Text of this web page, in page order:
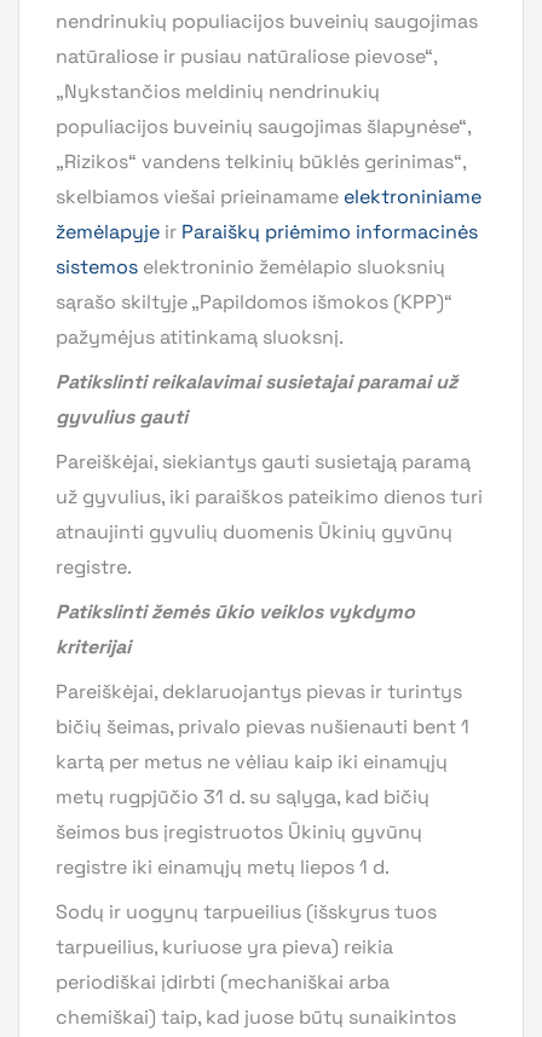
nendrinukių populiacijos buveinių saugojimas
natūraliose ir pusiau natūraliose pievose“,
„Nykstančios meldinių nendrinukių
populiacijos buveinių saugojimas šlapynėse“,
„Rizikos“ vandens telkinių būklės gerinimas“,
skelbiamos viešai prieinamame elektroniniame
žemėlapyje ir Paraiškų priėmimo informacinės
sistemos elektroninio žemėlapio sluoksnių
sąrašo skiltyje „Papildomos išmokos (KPP)“
pažymėjus atitinkamą sluoksnį.
Patikslinti reikalavimai susietajai paramai už
gyvulius gauti
Pareiškėjai, siekiantys gauti susietąją paramą
už gyvulius, iki paraiškos pateikimo dienos turi
atnaujinti gyvulių duomenis Ūkinių gyvūnų
registre.
Patikslinti žemės ūkio veiklos vykdymo
kriterijai
Pareiškėjai, deklaruojantys pievas ir turintys
bičių šeimas, privalo pievas nušienauti bent 1
kartą per metus ne vėliau kaip iki einamųjų
metų rugpjūčio 31 d. su sąlyga, kad bičių
šeimos bus įregistruotos Ūkinių gyvūnų
registre iki einamųjų metų liepos 1 d.
Sodų ir uogynų tarpueilius (išskyrus tuos
tarpueilius, kuriuose yra pieva) reikia
periodiškai įdirbti (mechaniškai arba
chemiškai) taip, kad juose būtų sunaikintos